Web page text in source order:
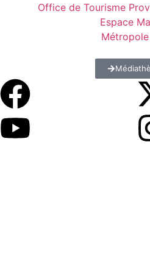
Office de Tourisme
Espace
Métropole